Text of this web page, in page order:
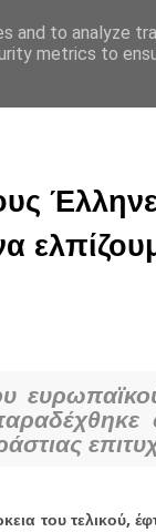
του τελικού,
to analyze
metrics to